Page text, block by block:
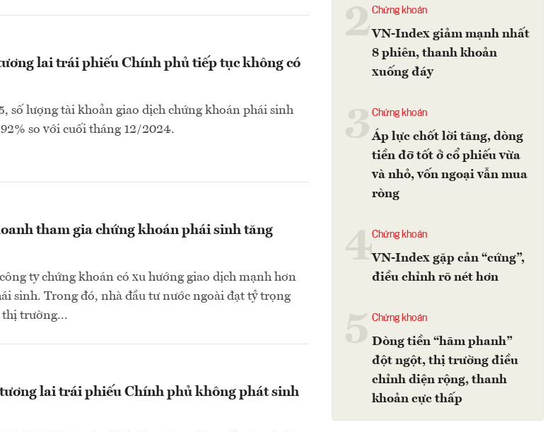
lai trái phiếu Chính phủ tiếp tục không có
số lượng tài khoản giao dịch chứng khoán phái sinh
so với cuối tháng 12/2024.
tham gia chứng khoán phái sinh tăng
ty chứng khoán có xu hướng giao dịch mạnh hơn
sinh. Trong đó, nhà đầu tư nước ngoài đạt tỷ trọng
thị trường...
lai trái phiếu Chính phủ không phát sinh
2Chứng khoán
VN-Index giảm mạnh nhất
8 phiên, thanh khoản
xuống đáy
Chứng khoán
Áp lực chốt lời tăng, dòng
tiền đỡ tốt ở cổ phiếu vừa
và nhỏ, vốn ngoại vẫn mua
ròng
4Chứng khoán
VN-Index gặp cản “cứng”,
điều chỉnh rõ nét hơn
Chứng khoán
Dòng tiền “hãm phanh”
đột ngột, thị trường điều
chỉnh diện rộng, thanh
khoản cực thấp